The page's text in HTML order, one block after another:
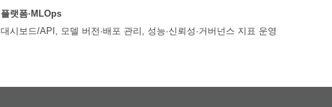
플랫폼·MLOps
대시보드/API, 모델 버전·배포 관리, 성능·신뢰성·거버넌스 지표 운영